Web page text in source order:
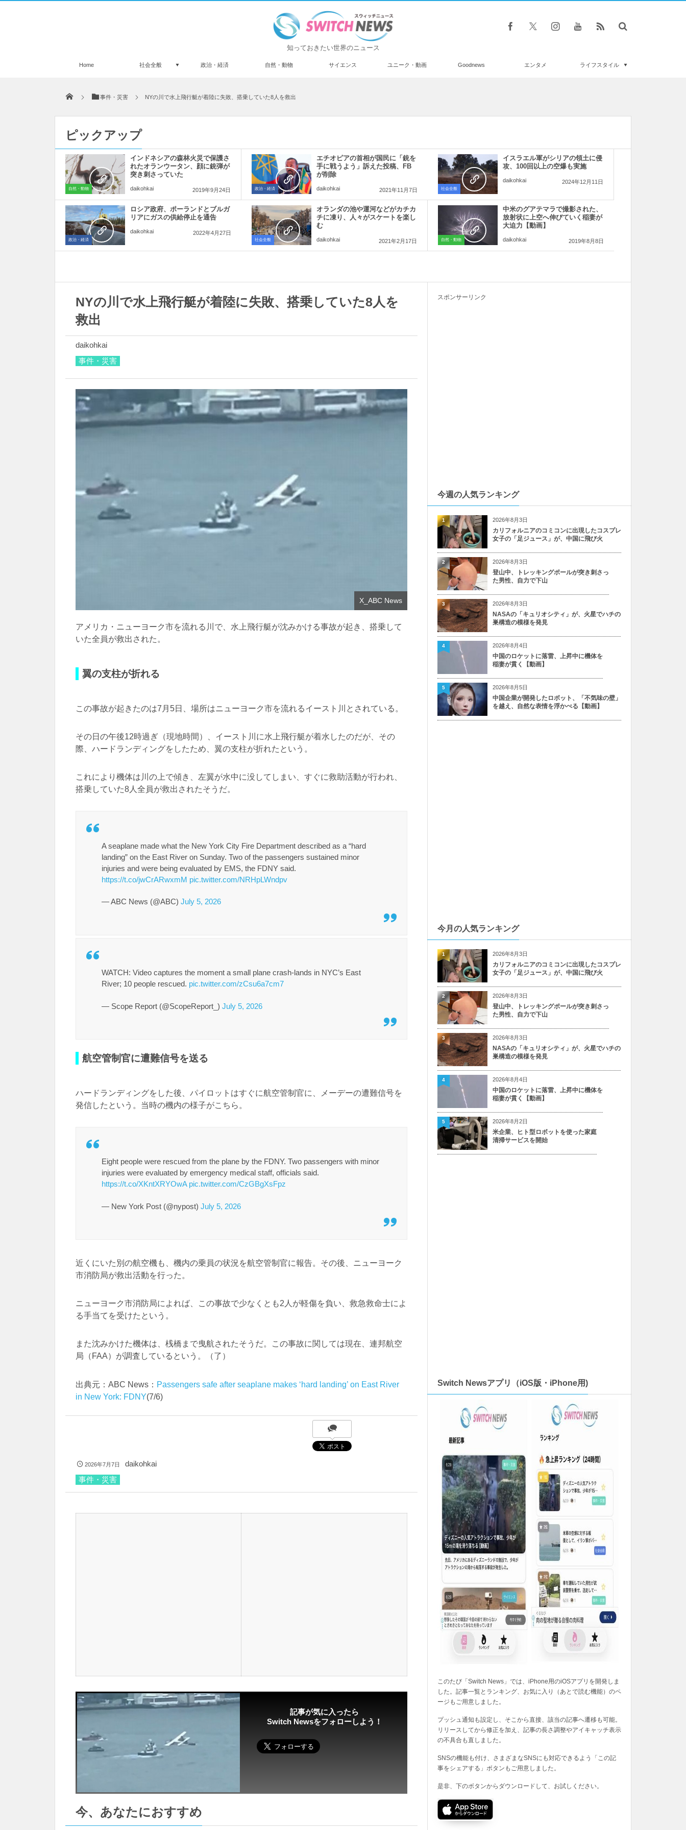
知っておきたい世界のニュース
Home 社会全般 政治・経済 自然・動物 サイエンス ユニーク・動画 Goodnews エンタメ ライフスタイル
事件・災害 NYの川で水上飛行艇が着陸に失敗、搭乗していた8人を救出
ピックアップ
自然・動物
インドネシアの森林火災で保護さ
れたオランウータン、顔に銃弾が
突き刺さっていた
daikohkai 2019年9月24日 政治・経済
エチオピアの首相が国民に「銃を
手に戦うよう」訴えた投稿、FB
が削除
daikohkai 2021年11月7日 社会全般
イスラエル軍がシリアの領土に侵
攻、100回以上の空爆も実施
daikohkai 2024年12月11日
政治・経済
ロシア政府、ポーランドとブルガ
リアにガスの供給停止を通告
daikohkai 2022年4月27日
社会全般
オランダの池や運河などがカチカ
チに凍り、人々がスケートを楽し
む
daikohkai 2021年2月17日 自然・動物
中米のグアテマラで撮影された、
放射状に上空へ伸びていく稲妻が
大迫力【動画】
daikohkai 2019年8月8日
NYの川で水上飛行艇が着陸に失敗、搭乗していた8人を
救出
daikohkai
事件・災害
X_ABC News
アメリカ・ニューヨーク市を流れる川で、水上飛行艇が沈みかける事故が起き、搭乗して
いた全員が救出された。
翼の支柱が折れる
この事故が起きたのは7月5日、場所はニューヨーク市を流れるイースト川とされている。
その日の午後12時過ぎ（現地時間）、イースト川に水上飛行艇が着水したのだが、その
際、ハードランディングをしたため、翼の支柱が折れたという。
これにより機体は川の上で傾き、左翼が水中に没してしまい、すぐに救助活動が行われ、
搭乗していた8人全員が救出されたそうだ。
A seaplane made what the New York City Fire Department described as a “hard
landing” on the East River on Sunday. Two of the passengers sustained minor
injuries and were being evaluated by EMS, the FDNY said.
https://t.co/jwCrARwxmM pic.twitter.com/NRHpLWndpv
— ABC News (@ABC) July 5, 2026
WATCH: Video captures the moment a small plane crash-lands in NYC’s East
River; 10 people rescued. pic.twitter.com/zCsu6a7cm7
— Scope Report (@ScopeReport_) July 5, 2026
航空管制官に遭難信号を送る
ハードランディングをした後、パイロットはすぐに航空管制官に、メーデーの遭難信号を
発信したという。当時の機内の様子がこちら。
Eight people were rescued from the plane by the FDNY. Two passengers with minor
injuries were evaluated by emergency medical staff, officials said.
https://t.co/XKntXRYOwA pic.twitter.com/CzGBgXsFpz
— New York Post (@nypost) July 5, 2026
近くにいた別の航空機も、機内の乗員の状況を航空管制官に報告。その後、ニューヨーク
市消防局が救出活動を行った。
ニューヨーク市消防局によれば、この事故で少なくとも2人が軽傷を負い、救急救命士によ
る手当てを受けたという。
また沈みかけた機体は、桟橋まで曳航されたそうだ。この事故に関しては現在、連邦航空
局（FAA）が調査しているという。（了）
出典元：ABC News： Passengers safe after seaplane makes ‘hard landing’ on East River
in New York: FDNY(7/6)
2026年7月7日
daikohkai
事件・災害
記事が気に入ったら
Switch Newsをフォローしよう！
今、あなたにおすすめ
スポンサーリンク
今週の人気ランキング
2026年8月3日
カリフォルニアのコミコンに出現したコスプレ
女子の「足ジュース」が、中国に飛び火
1
2026年8月3日
登山中、トレッキングポールが突き刺さっ
た男性、自力で下山
2
2026年8月3日
NASAの「キュリオシティ」が、火星でハチの
巣構造の模様を発見
3
2026年8月4日
中国のロケットに落雷、上昇中に機体を
稲妻が貫く【動画】
4
2026年8月5日
中国企業が開発したロボット、「不気味の壁」
を越え、自然な表情を浮かべる【動画】
5
今月の人気ランキング
2026年8月3日
カリフォルニアのコミコンに出現したコスプレ
女子の「足ジュース」が、中国に飛び火
1
2026年8月3日
登山中、トレッキングポールが突き刺さっ
た男性、自力で下山
2
2026年8月3日
NASAの「キュリオシティ」が、火星でハチの
巣構造の模様を発見
3
2026年8月4日
中国のロケットに落雷、上昇中に機体を
稲妻が貫く【動画】
4
2026年8月2日
米企業、ヒト型ロボットを使った家庭
清掃サービスを開始
5
Switch Newsアプリ（iOS版・iPhone用)
このたび「Switch News」では、iPhone用のiOSアプリを開発しま
した。記事一覧とランキング、お気に入り（あとで読む機能）のペ
ージもご用意しました。
プッシュ通知も設定し、そこから直接、該当の記事へ遷移も可能。
リリースしてから修正を加え、記事の長さ調整やアイキャッチ表示
の不具合も直しました。
SNSの機能も付け、さまざまなSNSにも対応できるよう「この記
事をシェアする」ボタンもご用意しました。
是非、下のボタンからダウンロードして、お試しください。